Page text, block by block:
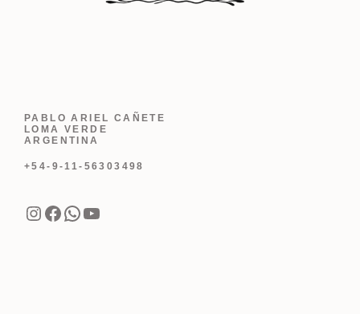
PABLO ARIEL CAÑETE
LOMA VERDE
ARGENTINA
+54-9-11-56303498
Instagram
Facebook
WhatsApp
YouTube